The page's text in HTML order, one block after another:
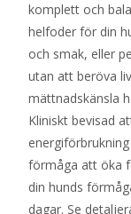
komplett och
helfoder för din
och smak, eller
utan att beröva
mättnadskänsla
Kliniskt bevisad
förmåga att öka
din hunds
dagar. Se